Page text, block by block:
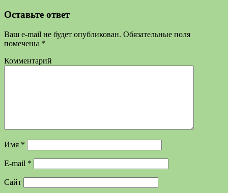
Оставьте ответ
Ваш e-mail не будет опубликован. Обязательные поля
помечены *
Комментарий
Имя *
E-mail *
Сайт